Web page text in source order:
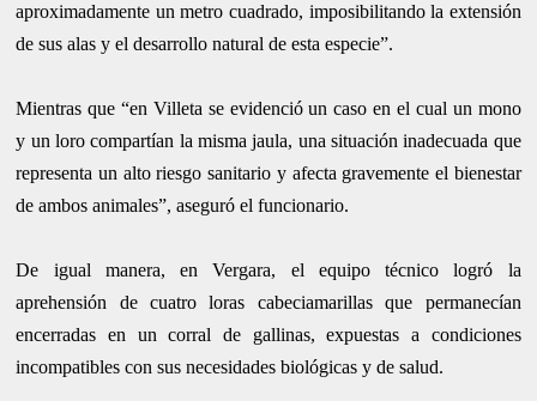
aproximadamente un metro cuadrado, imposibilitando la extensión
de sus alas y el desarrollo natural de esta especie”.
Mientras que “en Villeta se evidenció un caso en el cual un mono
y un loro compartían la misma jaula, una situación inadecuada que
representa un alto riesgo sanitario y afecta gravemente el bienestar
de ambos animales”, aseguró el funcionario.
De igual manera, en Vergara, el equipo técnico logró la
aprehensión de cuatro loras cabeciamarillas que permanecían
encerradas en un corral de gallinas, expuestas a condiciones
incompatibles con sus necesidades biológicas y de salud.